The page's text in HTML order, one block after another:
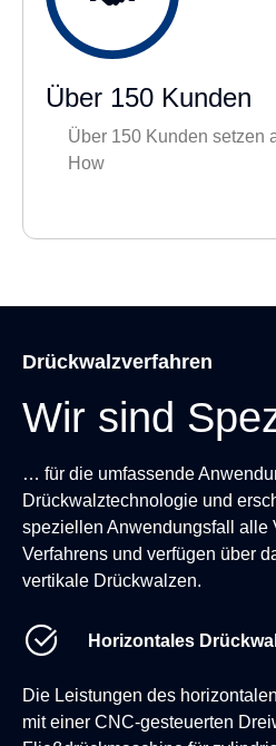
Über 150 Kunden
Über 150 Kunden setzen
How
Drückwalzverfahren
Wir sind
… für die umfassende
Drückwalztechnologie und
speziellen Anwendungsfall alle
Verfahrens und verfügen über
vertikale Drückwalzen.
Horizontales
Die Leistungen des
mit einer CNC-gesteuerten